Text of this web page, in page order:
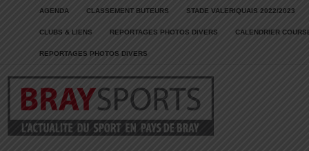
AGENDA CLASSEMENT BUTEURS STADE VALERIQUAIS 2022/2023
CLUBS & LIENS REPORTAGES PHOTOS DIVERS CALENDRIER
REPORTAGES PHOTOS DIVERS